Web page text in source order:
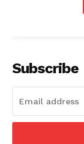
Subscribe